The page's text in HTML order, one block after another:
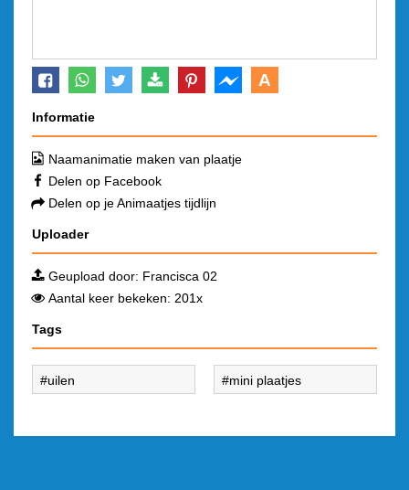
A
Informatie
Naamanimatie maken van plaatje
Delen op Facebook
Delen op je Animaatjes tijdlijn
Uploader
Geupload door: Francisca 02
Aantal keer bekeken: 201x
Tags
uilen mini plaatjes